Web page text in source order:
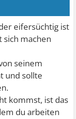
eifersüchtig ist
machen
seinem
und sollte
kommst, ist das
du arbeiten